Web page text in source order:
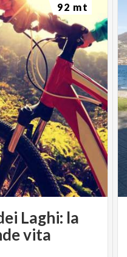
Laghi: la
vita
92 mt